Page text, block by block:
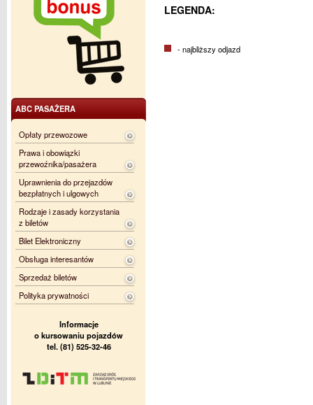
LEGENDA:
- najbliższy odjazd
ABC PASAŻERA
Opłaty przewozowe
Prawa i obowiązki
przewoźnika/pasażera
Uprawnienia do przejazdów
bezpłatnych i ulgowych
Rodzaje i zasady korzystania
z biletów
Bilet Elektroniczny
Obsługa interesantów
Sprzedaż biletów
Polityka prywatności
Informacje
o kursowaniu pojazdów
tel. (81) 525-32-46